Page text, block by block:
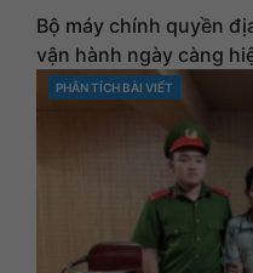
Bộ máy chính quyền
vận hành ngày càng
CATEGORIES
PHÂN TÍCH BÀI VIẾT